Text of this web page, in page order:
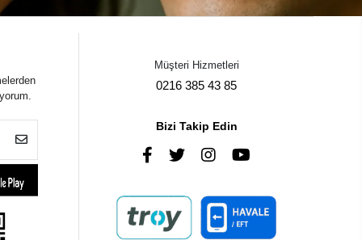
Müşteri Hizmetleri
0216 385 43 85
Bizi Takip Edin